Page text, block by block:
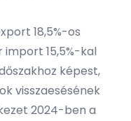
18,5%-os
15,5%-kal
képest,
visszaesésének
2024-ben a